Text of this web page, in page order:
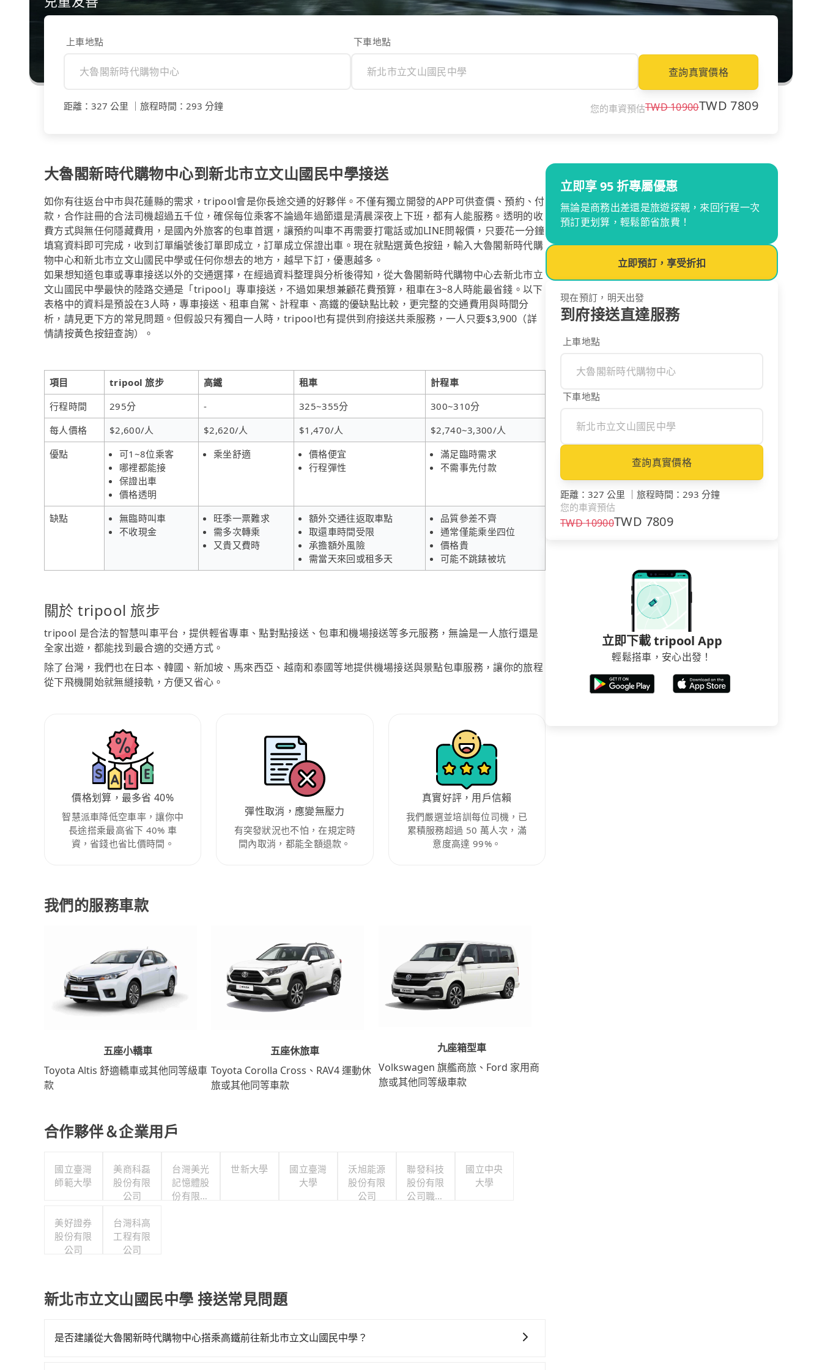
上車地點 下車地點
查詢真實價格
距離 ： 327 公里 旅程時間 ： 293 分鐘 您的車資預估TWD10900TWD7809
大魯閣新時代購物中心到新北市立文山國民中學接送
如你有往返台中市與花蓮縣的需求，tripool會是你長途交通的好夥伴。不僅有獨立開發的APP可供查價、預約、付
款，合作註冊的合法司機超過五千位，確保每位乘客不論過年過節還是清晨深夜上下班，都有人能服務。透明的收
費方式與無任何隱藏費用，是國內外旅客的包車首選，讓預約叫車不再需要打電話或加LINE問報價，只要花一分鐘
填寫資料即可完成，收到訂單編號後訂單即成立，訂單成立保證出車。現在就點選黃色按鈕，輸入大魯閣新時代購
物中心和新北市立文山國民中學或任何你想去的地方，越早下訂，優惠越多。
如果想知道包車或專車接送以外的交通選擇，在經過資料整理與分析後得知，從大魯閣新時代購物中心去新北市立
文山國民中學最快的陸路交通是「tripool」專車接送，不過如果想兼顧花費預算，租車在3~8人時能最省錢。以下
表格中的資料是預設在3人時，專車接送、租車自駕、計程車、高鐵的優缺點比較，更完整的交通費用與時間分
析，請見更下方的常見問題。但假設只有獨自一人時，tripool也有提供到府接送共乘服務，一人只要$3,900（詳
情請按黃色按鈕查詢）。
項目 tripool 旅步 高鐵 租車
計程車
行程時間
295分 - 325~355分
300~310分
每人價格
$2,600/人 $2,620/人 $1,470/人
$2,740~3,300/人
優點
可1~8位乘客
哪裡都能接
保證出車
價格透明
乘坐舒適
價格便宜
行程彈性
滿足臨時需求
不需事先付款
缺點
無臨時叫車
不收現金
旺季一票難求
需多次轉乘
又貴又費時
額外交通往返取車點
取還車時間受限
承擔額外風險
需當天來回或租多天
品質參差不齊
通常僅能乘坐四位
價格貴
可能不跳錶被坑
關於 tripool 旅步
tripool 是合法的智慧叫車平台，提供輕省專車、點對點接送、包車和機場接送等多元服務，無論是一人旅行還是
全家出遊，都能找到最合適的交通方式。
除了台灣，我們也在日本、韓國、新加坡、馬來西亞、越南和泰國等地提供機場接送與景點包車服務，讓你的旅程
從下飛機開始就無縫接軌，方便又省心。
價格划算，最多省 40%
智慧派車降低空車率，讓你中
長途搭乘最高省下 40% 車
資，省錢也省比價時間。
彈性取消，應變無壓力
有突發狀況也不怕，在規定時
間內取消，都能全額退款。
真實好評，用戶信賴
我們嚴選並培訓每位司機，已
累積服務超過 50 萬人次，滿
意度高達 99%。
我們的服務車款
五座小轎車
Toyota Altis 舒適轎車或其他同等級車
款
五座休旅車
Toyota Corolla Cross、RAV4 運動休
旅或其他同等車款
九座箱型車
Volkswagen 旗艦商旅、Ford 家用商
旅或其他同等級車款
合作夥伴＆企業用戶
國立臺灣
師範大學
美商科磊
股份有限
公司
台灣美光
記憶體股
份有限公
世新大學
國立臺灣
大學
沃旭能源
股份有限
公司
聯發科技
股份有限
公司職工
國立中央
大學
美好證券
股份有限
公司
台灣科高
工程有限
公司
新北市立文山國民中學 接送常見問題
是否建議從大魯閣新時代購物中心搭乘高鐵前往新北市立文山國民中學？
立即享 95 折專屬優惠
無論是商務出差還是旅遊探親，來回行程一次
預訂更划算，輕鬆節省旅費！
立即預訂，享受折扣
現在預訂，明天出發
到府接送直達服務
上車地點
下車地點
查詢真實價格
距離 ： 327 公里 ｜ 旅程時間 ： 293 分鐘
您的車資預估
TWD10900TWD 7809
立即下載 tripool App
輕鬆搭車，安心出發！